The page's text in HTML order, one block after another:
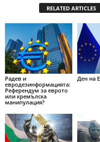
RELATED ARTICLES
Радев и
евродезинформацията:
Референдум за еврото
или кремълска
манипулация?
Ден на